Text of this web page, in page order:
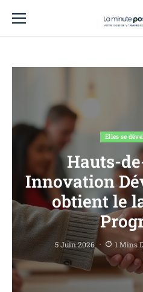
Elles se
Hauts-
Innovation
obtient le
5 Juin 2026 1 Mins